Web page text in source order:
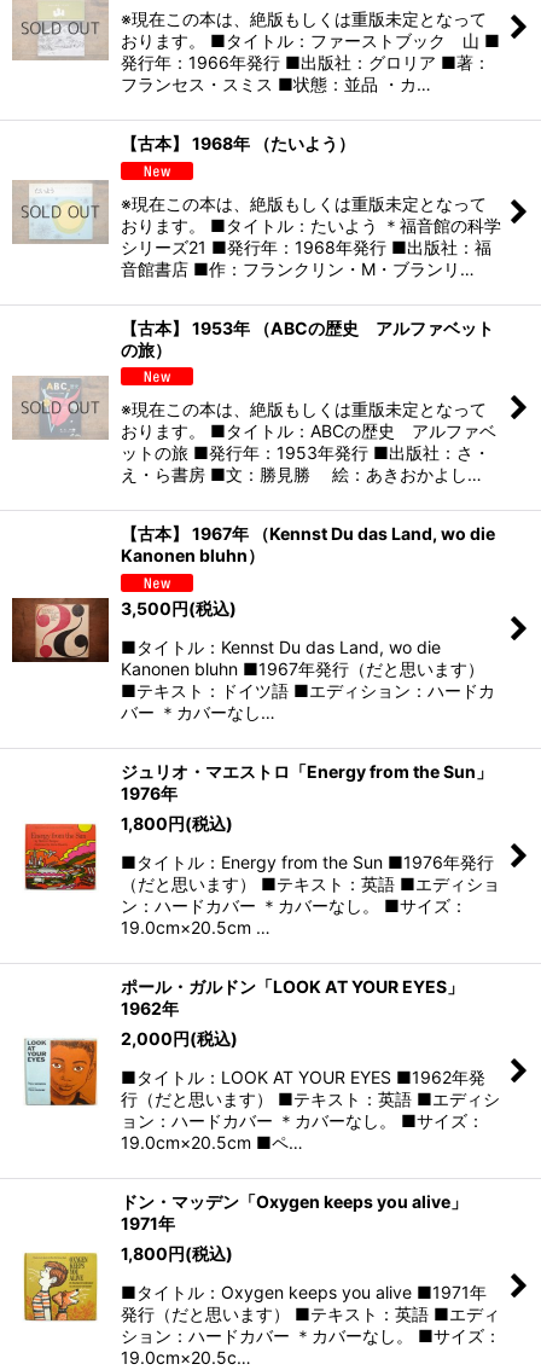
※現在この本は、絶版もしくは重版未定となって
おります。 ■タイトル：ファーストブック 山 ■
発行年：1966年発行 ■出版社：グロリア ■著：
フランセス・スミス ■状態：並品 ・カ…
【古本】 1968年 （たいよう）
※現在この本は、絶版もしくは重版未定となって
おります。 ■タイトル：たいよう ＊福音館の科学
シリーズ21 ■発行年：1968年発行 ■出版社：福
音館書店 ■作：フランクリン・M・ブランリ…
【古本】 1953年 （ABCの歴史 アルファベット
の旅）
※現在この本は、絶版もしくは重版未定となって
おります。 ■タイトル：ABCの歴史 アルファベ
ットの旅 ■発行年：1953年発行 ■出版社：さ・
え・ら書房 ■文：勝見勝 絵：あきおかよし…
【古本】 1967年 （Kennst Du das Land, wo die
Kanonen bluhn）
3,500円(税込)
■タイトル：Kennst Du das Land, wo die
Kanonen bluhn ■1967年発行（だと思います）
■テキスト：ドイツ語 ■エディション：ハードカ
バー ＊カバーなし…
ジュリオ・マエストロ「Energy from the Sun」
1976年
1,800円(税込)
■タイトル：Energy from the Sun ■1976年発行
（だと思います） ■テキスト：英語 ■エディショ
ン：ハードカバー ＊カバーなし。 ■サイズ：
19.0cm×20.5cm …
ポール・ガルドン「LOOK AT YOUR EYES」
1962年
2,000円(税込)
■タイトル：LOOK AT YOUR EYES ■1962年発
行（だと思います） ■テキスト：英語 ■エディシ
ョン：ハードカバー ＊カバーなし。 ■サイズ：
19.0cm×20.5cm ■ペ…
ドン・マッデン「Oxygen keeps you alive」
1971年
1,800円(税込)
■タイトル：Oxygen keeps you alive ■1971年
発行（だと思います） ■テキスト：英語 ■エディ
ション：ハードカバー ＊カバーなし。 ■サイズ：
19.0cm×20.5c…